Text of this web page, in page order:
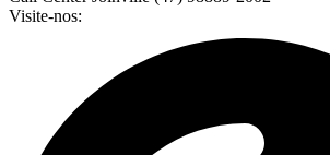
Visite-nos: